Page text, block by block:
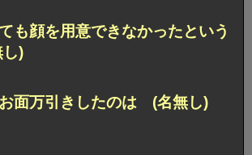
も顔を用意できなかったという
)
面万引きしたのは (名無し)